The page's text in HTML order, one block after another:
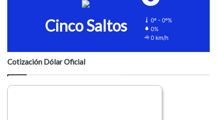
Cinco Saltos
0º - 0º%
0%
0 km/h
Cotización Dólar Oficial